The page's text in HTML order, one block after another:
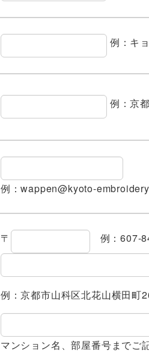
例：キ
例：京
例：wappen@kyoto-
〒 例：607-
例：京都市山科区北花山横田町
マンション名、部屋番号までご